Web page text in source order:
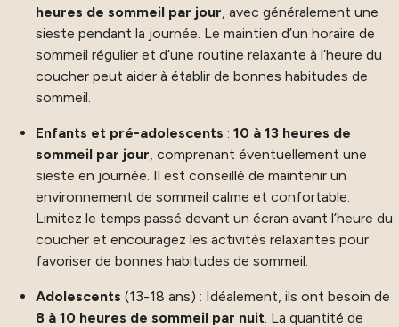
heures de sommeil par jour, avec généralement une
sieste pendant la journée. Le maintien d’un horaire de
sommeil régulier et d’une routine relaxante à l’heure du
coucher peut aider à établir de bonnes habitudes de
sommeil.
Enfants et pré-adolescents : 10 à 13 heures de
sommeil par jour, comprenant éventuellement une
sieste en journée. Il est conseillé de maintenir un
environnement de sommeil calme et confortable.
Limitez le temps passé devant un écran avant l’heure du
coucher et encouragez les activités relaxantes pour
favoriser de bonnes habitudes de sommeil.
Adolescents (13-18 ans) : Idéalement, ils ont besoin de
8 à 10 heures de sommeil par nuit. La quantité de